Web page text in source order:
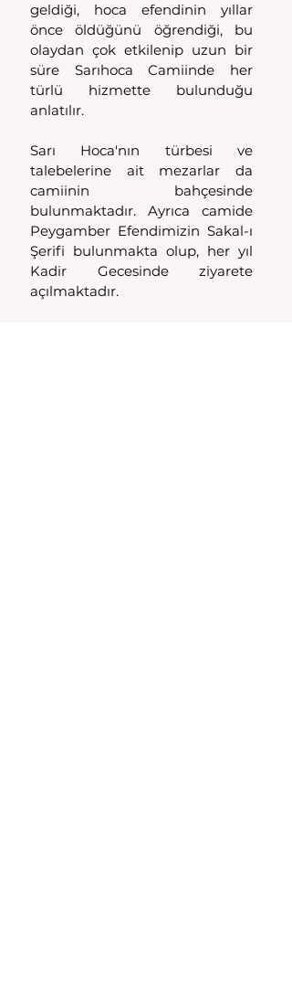
geldiği, hoca efendinin yıllar
önce öldüğünü öğrendiği, bu
olaydan çok etkilenip uzun bir
süre Sarıhoca Camiinde her
türlü hizmette bulunduğu
anlatılır.
Sarı Hoca'nın türbesi ve
talebelerine ait mezarlar da
camiinin bahçesinde
bulunmaktadır. Ayrıca camide
Peygamber Efendimizin Sakal-ı
Şerifi bulunmakta olup, her yıl
Kadir Gecesinde ziyarete
açılmaktadır.